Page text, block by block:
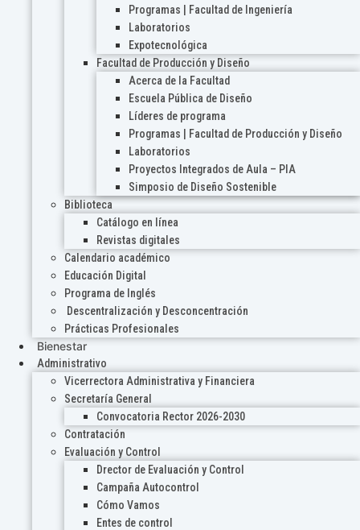
Programas | Facultad de Ingeniería
Laboratorios
Expotecnológica
Facultad de Producción y Diseño
Acerca de la Facultad
Escuela Pública de Diseño
Líderes de programa
Programas | Facultad de Producción y Diseño
Laboratorios
Proyectos Integrados de Aula – PIA
Simposio de Diseño Sostenible
Biblioteca
Catálogo en línea
Revistas digitales
Calendario académico
Educación Digital
Programa de Inglés
Descentralización y Desconcentración
Prácticas Profesionales
Bienestar
Administrativo
Vicerrectora Administrativa y Financiera
Secretaría General
Convocatoria Rector 2026-2030
Contratación
Evaluación y Control
Drector de Evaluación y Control
Campaña Autocontrol
Cómo Vamos
Entes de control